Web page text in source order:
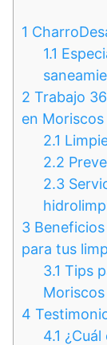
1
1.1
2 Trabajo
en Moriscos
2.1
2.2
2.3
3
para tus
3.1 Tips
Moriscos
4
4.1